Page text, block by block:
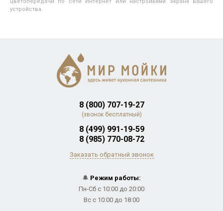
устройства.
8 (800) 707-19-27
(звонок бесплатный)
8 (499) 991-19-59
8 (985) 770-08-72
Заказать обратный звонок
🔔 Режим работы:
Пн-Сб с 10:00 до 20:00
Вс с 10:00 до 18:00